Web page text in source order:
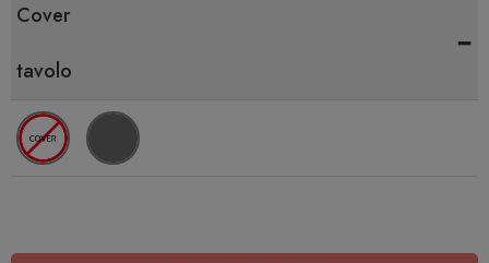
Cover
tavolo
-